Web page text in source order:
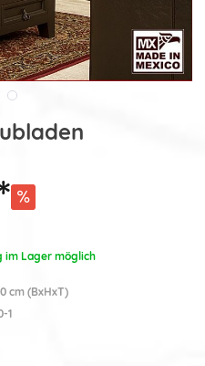
im Lager möglich
cm (BxHxT)
1